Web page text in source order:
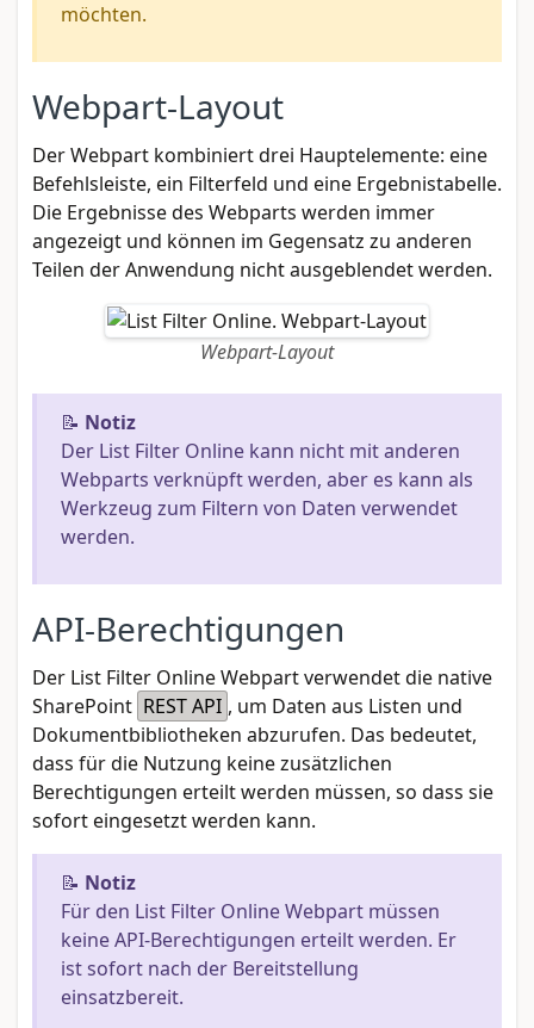
möchten.
Webpart-Layout
Der Webpart kombiniert drei Hauptelemente: eine
Befehlsleiste, ein Filterfeld und eine Ergebnistabelle.
Die Ergebnisse des Webparts werden immer
angezeigt und können im Gegensatz zu anderen
Teilen der Anwendung nicht ausgeblendet werden.
Webpart-Layout
📝 Notiz
Der List Filter Online kann nicht mit anderen
Webparts verknüpft werden, aber es kann als
Werkzeug zum Filtern von Daten verwendet
werden.
API-Berechtigungen
Der List Filter Online Webpart verwendet die native
SharePoint REST API , um Daten aus Listen und
Dokumentbibliotheken abzurufen. Das bedeutet,
dass für die Nutzung keine zusätzlichen
Berechtigungen erteilt werden müssen, so dass sie
sofort eingesetzt werden kann.
📝 Notiz
Für den List Filter Online Webpart müssen
keine API-Berechtigungen erteilt werden. Er
ist sofort nach der Bereitstellung
einsatzbereit.